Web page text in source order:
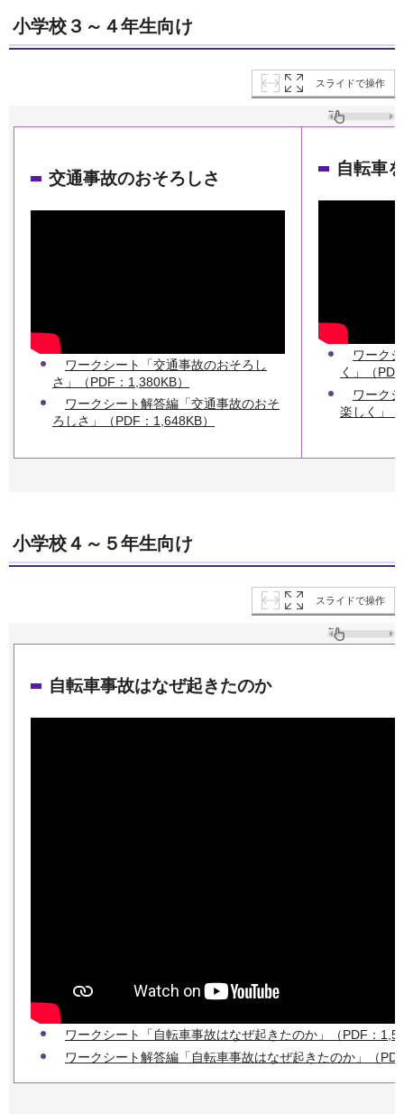
小学校３～４年生向け
スライドで操作
交通事故のおそろしさ
ワークシート「交通事故のおそろし
さ」（PDF：1,380KB）
ワークシート解答編「交通事故のおそ
ろしさ」（PDF：1,648KB）
自転車
ワーク
く」（
ワーク
楽しく」
小学校４～５年生向け
スライドで操作
自転車事故はなぜ起きたのか
ワークシート「自転車事故はなぜ起きたのか」（PDF：
ワークシート解答編「自転車事故はなぜ起きたのか」（